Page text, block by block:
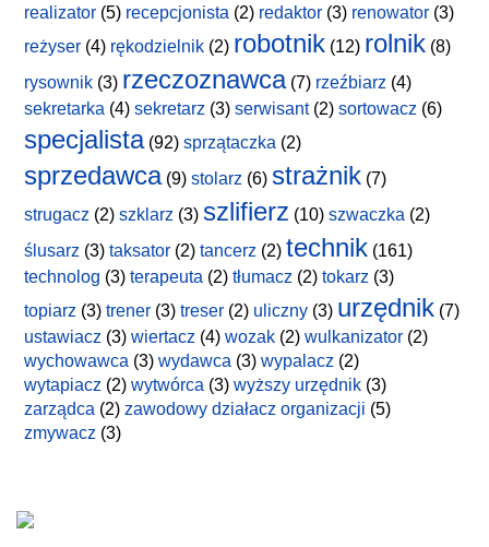
realizator (5) recepcjonista (2) redaktor (3) renowator (3)
reżyser (4) rękodzielnik (2) robotnik (12) rolnik (8)
rysownik (3) rzeczoznawca(7) rzeźbiarz (4)
sekretarka (4) sekretarz (3) serwisant(2) sortowacz (6)
specjalista(92) sprzątaczka (2)
sprzedawca(9) stolarz (6) strażnik (7)
strugacz (2) szklarz (3) szlifierz (10) szwaczka (2)
ślusarz (3) taksator (2) tancerz (2) technik (161)
technolog (3) terapeuta (2) tłumacz (2) tokarz (3)
topiarz (3) trener (3) treser (2) uliczny (3) urzędnik (7)
ustawiacz (3) wiertacz (4) wozak (2) wulkanizator (2)
wychowawca (3) wydawca (3) wypalacz (2)
wytapiacz (2) wytwórca (3) wyższy urzędnik (3)
zarządca (2) zawodowy działacz organizacji (5)
zmywacz (3)